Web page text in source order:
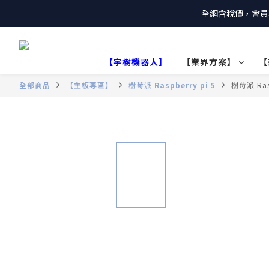
全網含稅價，會
【宇樹機器人】 【業界方案】
全部商品 【主板專區】 樹莓派 Raspberry pi 5 樹莓派